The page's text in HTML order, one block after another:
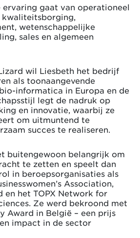
gaat van operationeel
wetenschappelijke
sales en algemeen
wil Liesbeth het bedrijf
als toonaangevende
informatica in Europa en de
legt de nadruk op
en innovatie, waarbij ze
om uitmuntend te
succes te realiseren.
buitengewoon belangrijk om
te zetten en speelt dan
in beroepsorganisaties als
Association,
en het TOPX Network for
Ze werd bekroond met
Award in België – een prijs
impact in de sector